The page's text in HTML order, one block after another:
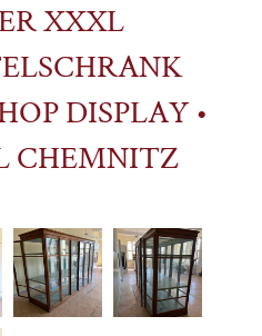
XXXL
DISPLAY •
CHEMNITZ